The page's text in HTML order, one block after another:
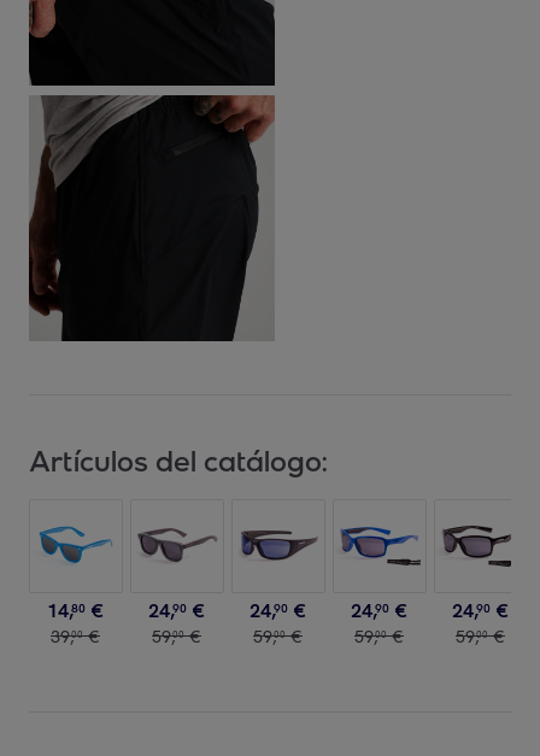
Artículos del catálogo:
14,80 €
39,00 €
24,90 €
59,00 €
24,90 €
59,00 €
24,90 €
59,00 €
24,90 €
59,00 €